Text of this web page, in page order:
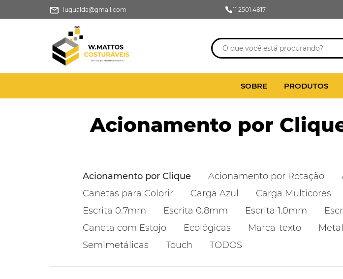
lugualda@gmail.com 11 2501 4817
SOBRE PRODUTOS
Acionamento por
Acionamento por Clique Acionamento por Rotação
Canetas para Colorir
Carga Azul Carga Multicores
Escrita 0.7mm
Escrita 0.8mm Escrita 1.0mm
Caneta com Estojo
Ecológicas Marca-texto
Semimetálicas
Touch TODOS